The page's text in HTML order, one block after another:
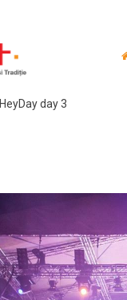
HeyDay day 3